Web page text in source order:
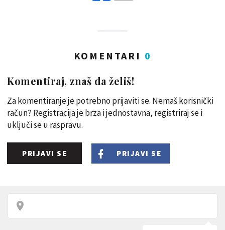
KOMENTARI 0
Komentiraj, znaš da želiš!
Za komentiranje je potrebno prijaviti se. Nemaš korisnički
račun? Registracija je brza i jednostavna, registriraj se i
uključi se u raspravu.
PRIJAVI SE PRIJAVI SE